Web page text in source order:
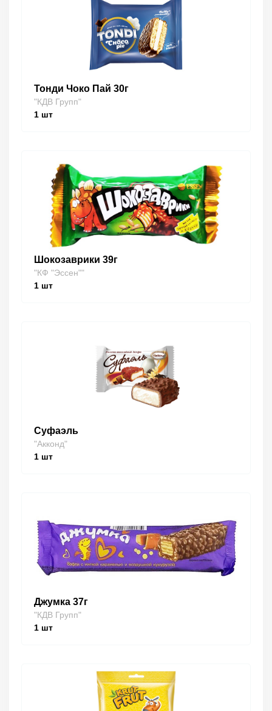
Тонди Чоко Пай 30г
"КДВ Групп"
1 шт
Шокозаврики 39г
"КФ "Эссен""
1 шт
Суфаэль
"Акконд"
1 шт
Джумка 37г
"КДВ Групп"
1 шт